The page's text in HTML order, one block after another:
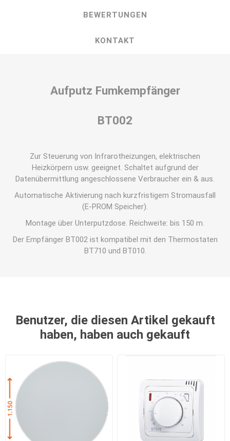
BEWERTUNGEN
KONTAKT
Aufputz Fumkempfänger
BT002
Zur Steuerung von Infrarotheizungen, elektrischen
Heizkörpern usw. geeignet. Schaltet aufgrund der
Datenübermittlung angeschlossene Verbraucher ein & aus.
Automatische Aktivierung nach kurzfristigem Stromausfall
(E-PROM Speicher).
Montage über Unterputzdose. Reichweite: bis 150 m.
Der Empfänger BT002 ist kompatibel mit den Thermostaten
BT710 und BT010.
Benutzer, die diesen Artikel gekauft
haben, haben auch gekauft